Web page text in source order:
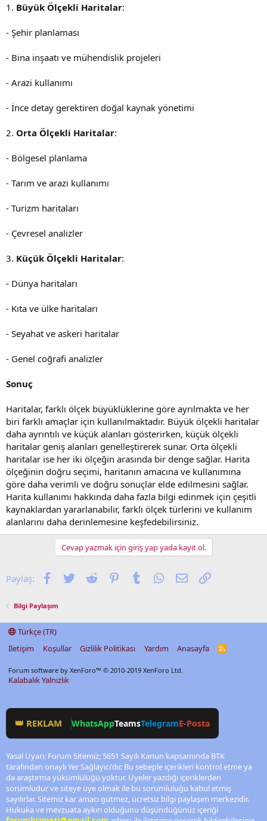
1. Büyük Ölçekli Haritalar:
- Şehir planlaması
- Bina inşaatı ve mühendislik projeleri
- Arazi kullanımı
- İnce detay gerektiren doğal kaynak yönetimi
2. Orta Ölçekli Haritalar:
- Bölgesel planlama
- Tarım ve arazi kullanımı
- Turizm haritaları
- Çevresel analizler
3. Küçük Ölçekli Haritalar:
- Dünya haritaları
- Kıta ve ülke haritaları
- Seyahat ve askeri haritalar
- Genel coğrafi analizler
Sonuç
Haritalar, farklı ölçek büyüklüklerine göre ayrılmakta ve her
biri farklı amaçlar için kullanılmaktadır. Büyük ölçekli haritalar
daha ayrıntılı ve küçük alanları gösterirken, küçük ölçekli
haritalar geniş alanları genelleştirerek sunar. Orta ölçekli
haritalar ise her iki ölçeğin arasında bir denge sağlar. Harita
ölçeğinin doğru seçimi, haritanın amacına ve kullanımına
göre daha verimli ve doğru sonuçlar elde edilmesini sağlar.
Harita kullanımı hakkında daha fazla bilgi edinmek için çeşitli
kaynaklardan yararlanabilir, farklı ölçek türlerini ve kullanım
alanlarını daha derinlemesine keşfedebilirsiniz.
Cevap yazmak için giriş yap yada kayıt ol.
Paylaş: Facebook
TwitterReddit PinterestTumblrWhatsApp
E-postaLink
Bilgi Paylaşım
Türkçe (TR)
İletişim
Koşullar Gizlilik Politikası Yardım Anasayfa
R
Forum software by XenForo™ © 2010-2019 XenForo Ltd.
Kalabalık Yalnızlık
👑 REKLAM WhatsAppTeamsTelegramE-Posta
Yasal Uyarı: Forum Sitemiz; 5651 Sayılı Kanun kapsamında BTK
tarafından onaylı Yer Sağlayıcı'dır. Bu sebeple içerikleri kontrol etme ya
da araştırma yükümlülüğü yoktur. Üyeler yazdığı içeriklerden
sorumludur ve siteye üye olmak ile bu sorumluluğu kabul etmiş
sayılırlar. Sitemiz kar amacı gütmez, ücretsiz bilgi paylaşım merkezidir.
Hukuka ve mevzuata aykırı olduğunu düşündüğünüz içeriği